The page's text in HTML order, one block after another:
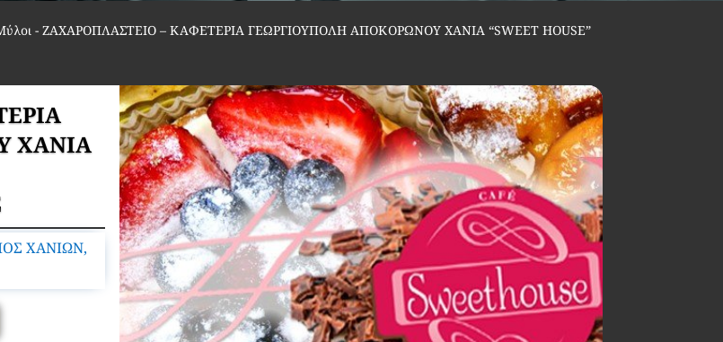
-ΖΑΧΑΡΟΠΛΑΣΤΕΙΟ – ΚΑΦΕΤΕΡΙΑ ΓΕΩΡΓΙΟΥΠΟΛΗ ΑΠΟΚΟΡΩΝΟΥ ΧΑΝΙΑ “SWEET HOUSE”
ΧΑΝΙΑ
ΧΑΝΙΩΝ,